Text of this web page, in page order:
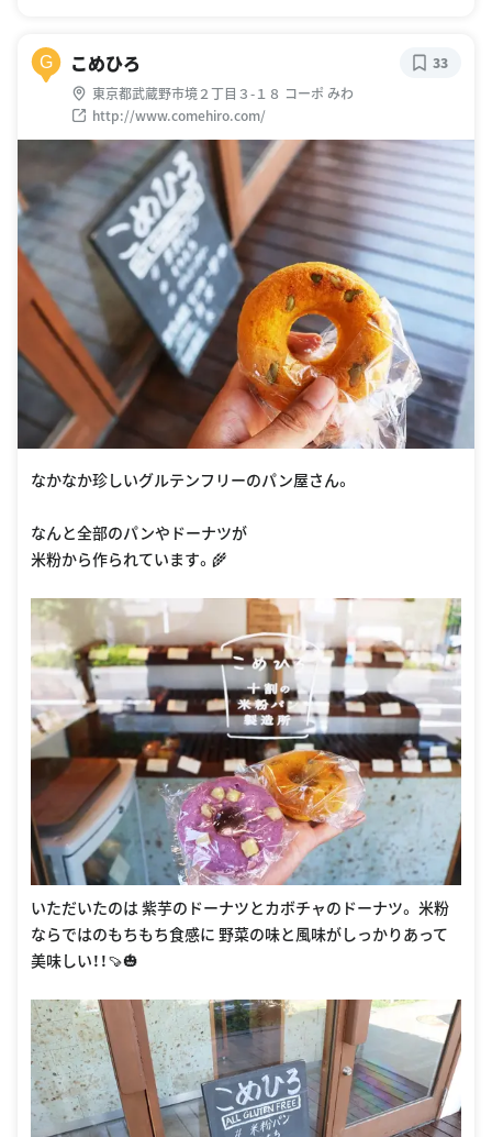
G こめひろ
東京都武蔵野市境２丁目３-１８ コーポ みわ
http://www.comehiro.com/
33
なかなか珍しいグルテンフリーのパン屋さん。
なんと全部のパンやドーナツが
米粉から作られています。🌾
いただいたのは 紫芋のドーナツとカボチャのドーナツ。 米粉
ならではのもちもち食感に 野菜の味と風味がしっかりあって
美味しい！！🍠🎃